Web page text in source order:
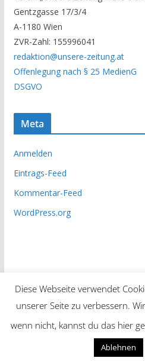
A
r
c
h
i
v
Gentzgasse 17/3/4
A-1180 Wien
ZVR-Zahl: 155996041
redaktion@unsere-zeitung.at
Offenlegung nach § 25 MedienG
DSGVO
Meta
Anmelden
Eintrags-Feed
Kommentar-Feed
WordPress.org
Copyright © 2026 Unsere Zeitung
ColorMagvon
Diese Webseite verwendet
unserer Seite zu verbessern.
wenn nicht, kannst du das hier
Ablehnen